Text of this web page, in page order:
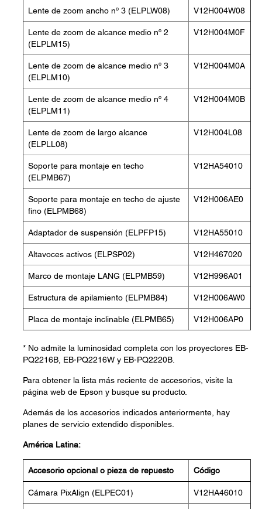
Lente de zoom ancho nº 3 (ELPLW08) V12H004W08
Lente de zoom de alcance medio nº 2
(ELPLM15)
V12H004M0F
Lente de zoom de alcance medio nº 3
(ELPLM10)
V12H004M0A
Lente de zoom de alcance medio nº 4
(ELPLM11)
V12H004M0B
Lente de zoom de largo alcance
(ELPLL08)
V12H004L08
Soporte para montaje en techo
(ELPMB67)
V12HA54010
Soporte para montaje en techo de ajuste
fino (ELPMB68)
V12H006AE0
Adaptador de suspensión (ELPFP15) V12HA55010
Altavoces activos (ELPSP02) V12H467020
Marco de montaje LANG (ELPMB59) V12H996A01
Estructura de apilamiento (ELPMB84) V12H006AW0
Placa de montaje inclinable (ELPMB65) V12H006AP0
* No admite la luminosidad completa con los proyectores EB-
PQ2216B, EB-PQ2216W y EB-PQ2220B.
Para obtener la lista más reciente de accesorios, visite la
página web de Epson y busque su producto.
Además de los accesorios indicados anteriormente, hay
planes de servicio extendido disponibles.
América Latina:
Accesorio opcional o pieza de repuesto Código
Cámara PixAlign (ELPEC01) V12HA46010